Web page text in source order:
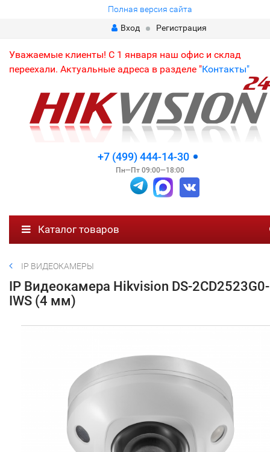
Полная версия сайта
Вход
Регистрация
Уважаемые клиенты! С 1 января наш офис и склад
переехали. Актуальные адреса в разделе "Контакты"
+7 (499) 444-14-30
Пн—Пт 09:00—18:00
Каталог товаров
IP ВИДЕОКАМЕРЫ
IP Видеокамера Hikvision DS-2CD2523G0-
IWS (4 мм)